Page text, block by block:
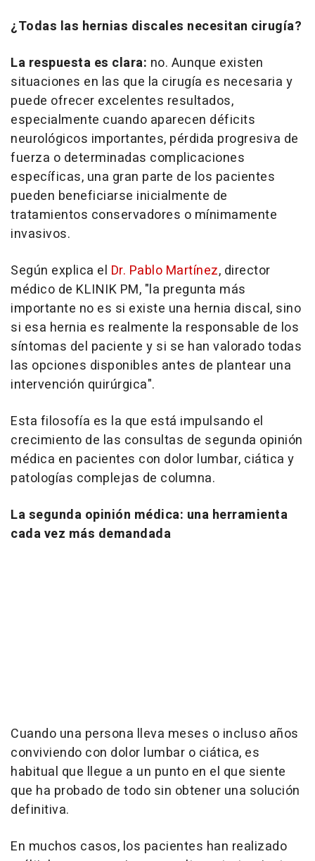
¿Todas las hernias discales necesitan cirugía?
La respuesta es clara: no. Aunque existen
situaciones en las que la cirugía es necesaria y
puede ofrecer excelentes resultados,
especialmente cuando aparecen déficits
neurológicos importantes, pérdida progresiva de
fuerza o determinadas complicaciones
específicas, una gran parte de los pacientes
pueden beneficiarse inicialmente de
tratamientos conservadores o mínimamente
invasivos.
Según explica el Dr. Pablo Martínez, director
médico de KLINIK PM, "la pregunta más
importante no es si existe una hernia discal, sino
si esa hernia es realmente la responsable de los
síntomas del paciente y si se han valorado todas
las opciones disponibles antes de plantear una
intervención quirúrgica".
Esta filosofía es la que está impulsando el
crecimiento de las consultas de segunda opinión
médica en pacientes con dolor lumbar, ciática y
patologías complejas de columna.
La segunda opinión médica: una herramienta
cada vez más demandada
Cuando una persona lleva meses o incluso años
conviviendo con dolor lumbar o ciática, es
habitual que llegue a un punto en el que siente
que ha probado de todo sin obtener una solución
definitiva.
En muchos casos, los pacientes han realizado